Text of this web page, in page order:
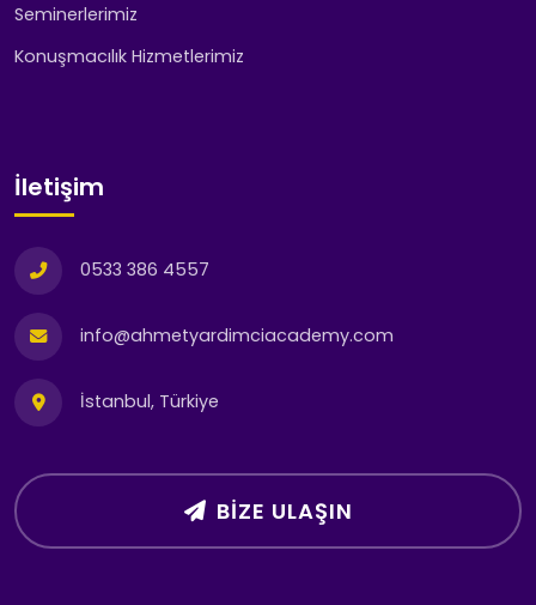
Seminerlerimiz
Konuşmacılık Hizmetlerimiz
İletişim
0533 386 4557
info@ahmetyardimciacademy.com
İstanbul, Türkiye
BIZE ULAŞIN